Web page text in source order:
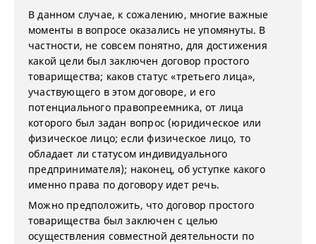
В данном случае, к сожалению, многие важные
моменты в вопросе оказались не упомянуты. В
частности, не совсем понятно, для достижения
какой цели был заключен договор простого
товарищества; каков статус «третьего лица»,
участвующего в этом договоре, и его
потенциального правопреемника, от лица
которого был задан вопрос (юридическое или
физическое лицо; если физическое лицо, то
обладает ли статусом индивидуального
предпринимателя); наконец, об уступке какого
именно права по договору идет речь.
Можно предположить, что договор простого
товарищества был заключен с целью
осуществления совместной деятельности по